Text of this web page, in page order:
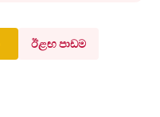
ඊළඟ පාඩම